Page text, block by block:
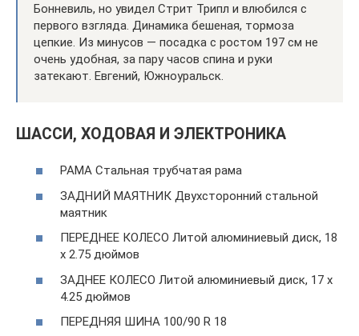
Бонневиль, но увидел Стрит Трипл и влюбился с
первого взгляда. Динамика бешеная, тормоза
цепкие. Из минусов — посадка с ростом 197 см не
очень удобная, за пару часов спина и руки
затекают. Евгений, Южноуральск.
ШАССИ, ХОДОВАЯ И ЭЛЕКТРОНИКА
РАМА Стальная трубчатая рама
ЗАДНИЙ МАЯТНИК Двухсторонний стальной
маятник
ПЕРЕДНЕЕ КОЛЕСО Литой алюминиевый диск, 18
x 2.75 дюймов
ЗАДНЕЕ КОЛЕСО Литой алюминиевый диск, 17 x
4.25 дюймов
ПЕРЕДНЯЯ ШИНА 100/90 R 18